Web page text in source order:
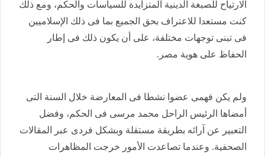
الارتياح للصبغة الدينية المتزايدة للسياسات والحكم، ومع ذلك
كنت مستعدا للاعتراف بحق الجميع بما فى ذلك الإسلاميين
فى تبنى توجهات مختلفة، على أن يكون ذلك فى إطار
الحفاظ على هوية مصر.
ولم يكن فهمى عضوا نشطا فى المعارضة خلال السنة التى
أمضاها الرئيس الراحل محمد مرسى فى الحكم، وفضل
التعبير عن آرائه بطريقة مستقلة وبشكل فردى عبر المقالات
الصحفية. وعندما تصاعدت الأمور خرجت المظاهرات